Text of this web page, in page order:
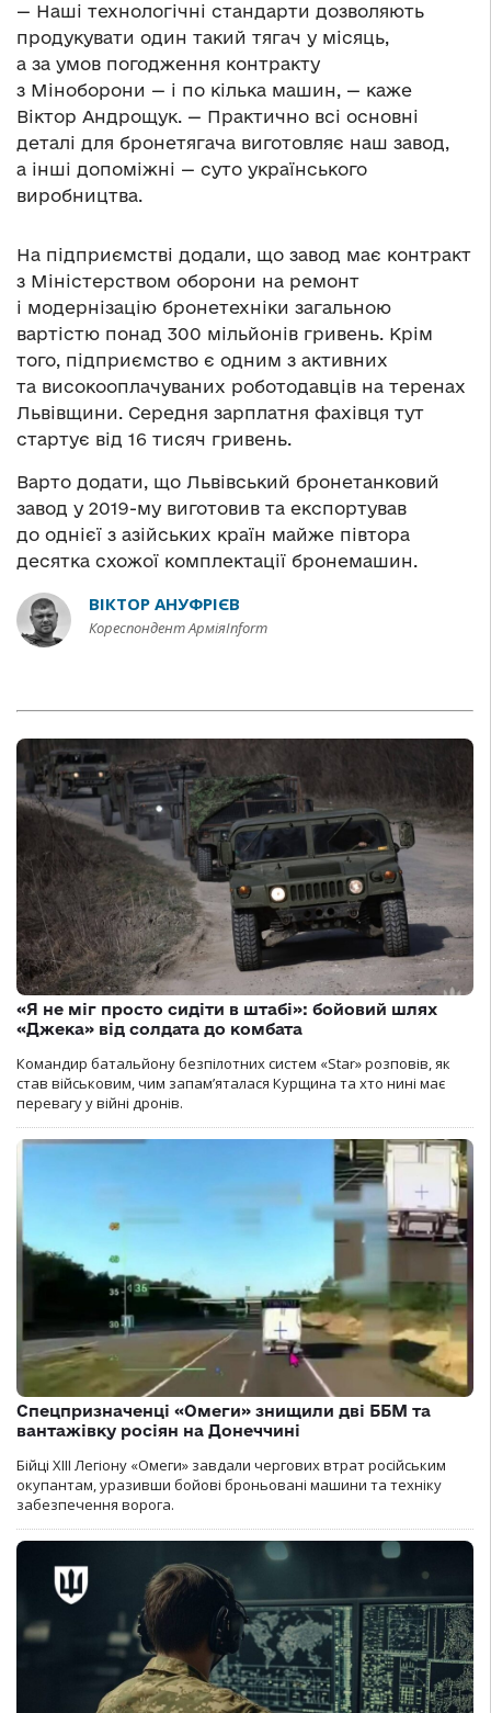
— Наші технологічні стандарти дозволяють
продукувати один такий тягач у місяць,
а за умов погодження контракту
з Міноборони — і по кілька машин, — каже
Віктор Андрощук. — Практично всі основні
деталі для бронетягача виготовляє наш завод,
а інші допоміжні — суто українського
виробництва.
На підприємстві додали, що завод має контракт
з Міністерством оборони на ремонт
і модернізацію бронетехніки загальною
вартістю понад 300 мільйонів гривень. Крім
того, підприємство є одним з активних
та високооплачуваних роботодавців на теренах
Львівщини. Середня зарплатня фахівця тут
стартує від 16 тисяч гривень.
Варто додати, що Львівський бронетанковий
завод у 2019-му виготовив та експортував
до однієї з азійських країн майже півтора
десятка схожої комплектації бронемашин.
ВІКТОР АНУФРІЄВ
Кореспондент АрміяInform
«Я не міг просто сидіти в штабі»: бойовий шлях
«Джека» від солдата до комбата
Командир батальйону безпілотних систем «Star» розповів, як
став військовим, чим запам’яталася Курщина та хто нині має
перевагу у війні дронів.
Спецпризначенці «Омеги» знищили дві ББМ та
вантажівку росіян на Донеччині
Бійці ХІІІ Легіону «Омеги» завдали чергових втрат російським
окупантам, уразивши бойові броньовані машини та техніку
забезпечення ворога.